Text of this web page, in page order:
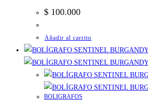
$ 100.000
Añadir al carrito
BOLIGRAFOS